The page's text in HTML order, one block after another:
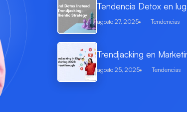
Tendencia Detox en
agosto 27, 2025 Tendencias
Trendjacking en
agosto 25, 2025 Tendencias